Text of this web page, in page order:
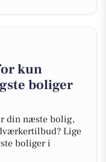
kun
boliger
din næste bolig,
Lige
boliger i